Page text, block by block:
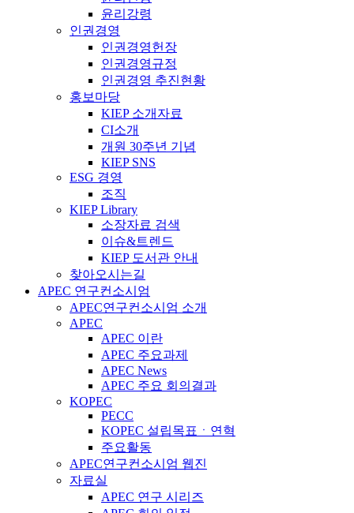
윤리강령
인권경영
인권경영헌장
인권경영규정
인권경영 추진현황
홍보마당
KIEP 소개자료
CI소개
개원 30주년 기념
KIEP SNS
ESG 경영
조직
KIEP Library
소장자료 검색
이슈&트렌드
KIEP 도서관 안내
찾아오시는길
APEC 연구컨소시엄
APEC연구컨소시엄 소개
APEC
APEC 이란
APEC 주요과제
APEC News
APEC 주요 회의결과
KOPEC
PECC
KOPEC 설립목표ㆍ연혁
주요활동
APEC연구컨소시엄 웹진
자료실
APEC 연구 시리즈